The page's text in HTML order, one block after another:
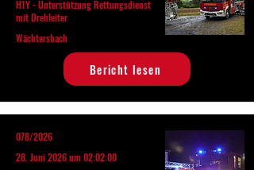
H1Y - Unterstützung Rettungsdienst
mit Drehleiter
Wächtersbach
Bericht lesen
078/2026
28. Juni 2026 um 02:02:00